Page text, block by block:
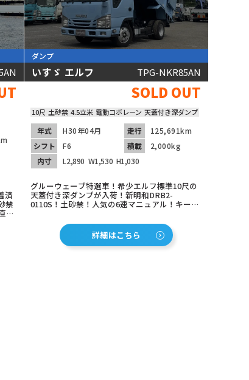
187台の在庫から
トラックを見つける
済
禁
パ
ダンプ
いすゞ エルフ TPG-NKR85AN
SOLD OUT
10尺 土砂禁 4.5立米 電動コボレーン 天蓋付き深ダンプ
年式 H30年04月 走行
125,691km
シフト
F6 積載
2,000kg
内寸
L2,890 W1,530 H1,030
グルーウェーブ特選車！希少エルフ標準10尺の
天蓋付き深ダンプが入荷！新明和DRB2-
0110S！土砂禁！人気の6速マニュアル！キーレ
詳細はこちら